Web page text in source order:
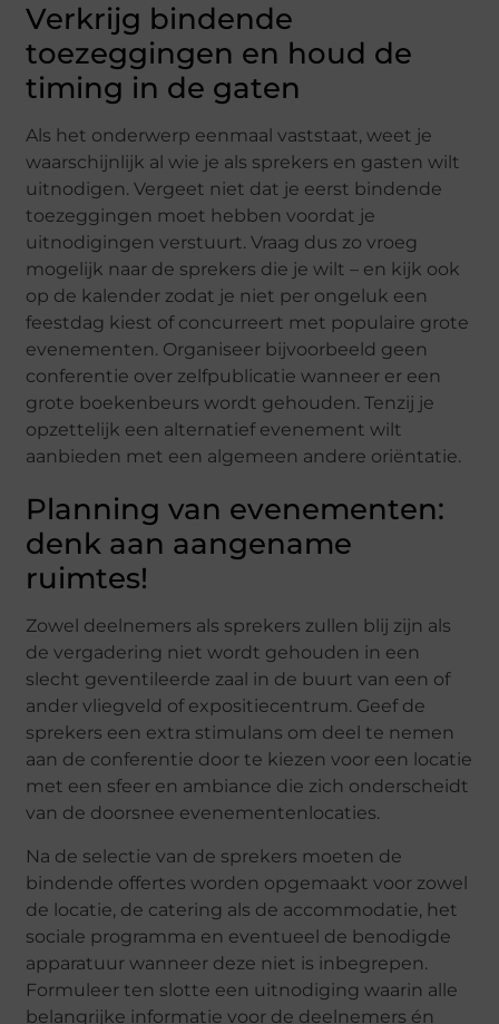
Verkrijg bindende
toezeggingen en houd de
timing in de gaten
Als het onderwerp eenmaal vaststaat, weet je
waarschijnlijk al wie je als sprekers en gasten wilt
uitnodigen. Vergeet niet dat je eerst bindende
toezeggingen moet hebben voordat je
uitnodigingen verstuurt. Vraag dus zo vroeg
mogelijk naar de sprekers die je wilt – en kijk ook
op de kalender zodat je niet per ongeluk een
feestdag kiest of concurreert met populaire grote
evenementen. Organiseer bijvoorbeeld geen
conferentie over zelfpublicatie wanneer er een
grote boekenbeurs wordt gehouden. Tenzij je
opzettelijk een alternatief evenement wilt
aanbieden met een algemeen andere oriëntatie.
Planning van evenementen:
denk aan aangename
ruimtes!
Zowel deelnemers als sprekers zullen blij zijn als
de vergadering niet wordt gehouden in een
slecht geventileerde zaal in de buurt van een of
ander vliegveld of expositiecentrum. Geef de
sprekers een extra stimulans om deel te nemen
aan de conferentie door te kiezen voor een locatie
met een sfeer en ambiance die zich onderscheidt
van de doorsnee evenementenlocaties.
Na de selectie van de sprekers moeten de
bindende offertes worden opgemaakt voor zowel
de locatie, de catering als de accommodatie, het
sociale programma en eventueel de benodigde
apparatuur wanneer deze niet is inbegrepen.
Formuleer ten slotte een uitnodiging waarin alle
belangrijke informatie voor de deelnemers én